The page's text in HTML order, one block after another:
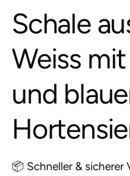
Schale
Weiss
und
📦 Schneller & sicherer